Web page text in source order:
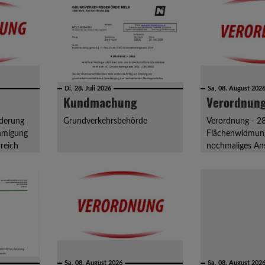
Di, 28. Juli 2026
Kundmachung
Grundverkehrsbehörde
Sa, 08. August 2026
Verordnung -
nochmaliges
Sa, 08. August 2026 Sa, 08. August 2026